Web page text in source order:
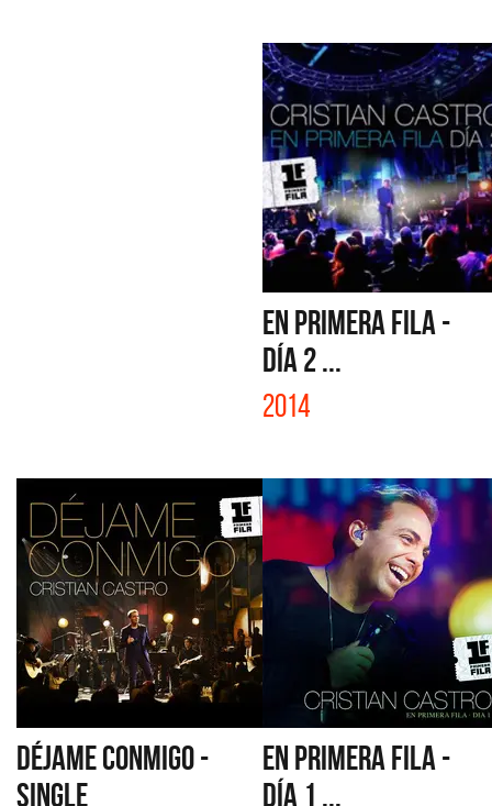
EN PRIMERA FILA -
DÍA 2 ...
2014
DÉJAME CONMIGO -
SINGLE
EN PRIMERA FILA -
DÍA 1 ...